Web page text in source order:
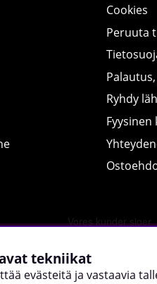
Cookies
Peruuta
Ryhdy
Fyysinen
tekniikat
evästeitä ja vastaavia